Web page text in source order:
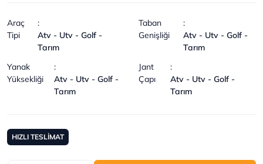
Araç
Tipi
:
Atv - Utv - Golf -
Tarım
Taban
Genişliği
:
Atv - Utv - Golf -
Tarım
Yanak
Yüksekliği
:
Atv - Utv - Golf -
Tarım
Jant
Çapı
:
Atv - Utv - Golf -
Tarım
HIZLI TESLİMAT